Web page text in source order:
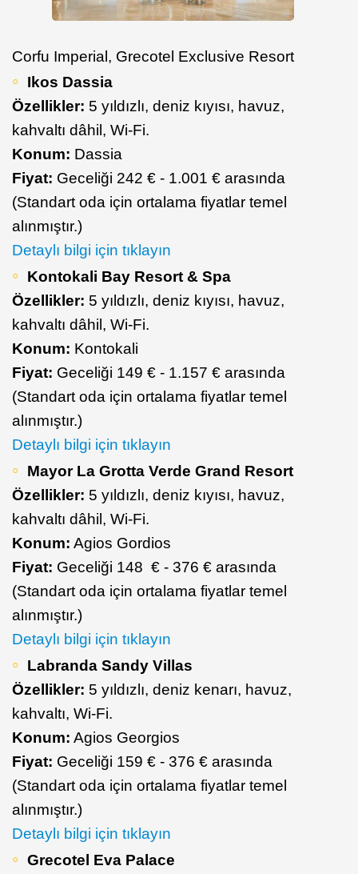
Corfu Imperial, Grecotel Exclusive Resort
Ikos Dassia
Özellikler: 5 yıldızlı, deniz kıyısı, havuz,
kahvaltı dâhil, Wi-Fi.
Konum: Dassia
Fiyat: Geceliği 242 € - 1.001 € arasında
(Standart oda için ortalama fiyatlar temel
alınmıştır.)
Detaylı bilgi için tıklayın
Kontokali Bay Resort & Spa
Özellikler: 5 yıldızlı, deniz kıyısı, havuz,
kahvaltı dâhil, Wi-Fi.
Konum: Kontokali
Fiyat: Geceliği 149 € - 1.157 € arasında
(Standart oda için ortalama fiyatlar temel
alınmıştır.)
Detaylı bilgi için tıklayın
Mayor La Grotta Verde Grand Resort
Özellikler: 5 yıldızlı, deniz kıyısı, havuz,
kahvaltı dâhil, Wi-Fi.
Konum: Agios Gordios
Fiyat: Geceliği 148 € - 376 € arasında
(Standart oda için ortalama fiyatlar temel
alınmıştır.)
Detaylı bilgi için tıklayın
Labranda Sandy Villas
Özellikler: 5 yıldızlı, deniz kenarı, havuz,
kahvaltı, Wi-Fi.
Konum: Agios Georgios
Fiyat: Geceliği 159 € - 376 € arasında
(Standart oda için ortalama fiyatlar temel
alınmıştır.)
Detaylı bilgi için tıklayın
Grecotel Eva Palace